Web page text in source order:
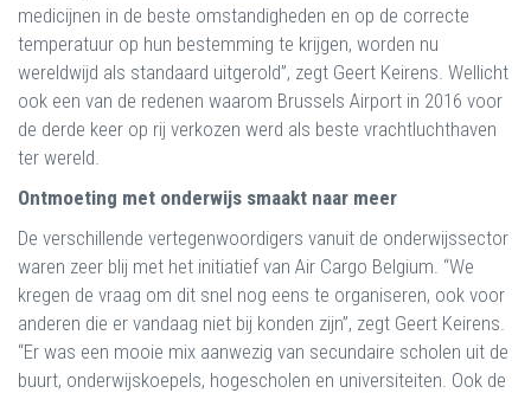
medicijnen in de beste omstandigheden en op de correcte
temperatuur op hun bestemming te krijgen, worden nu
wereldwijd als standaard uitgerold”, zegt Geert Keirens. Wellicht
ook een van de redenen waarom Brussels Airport in 2016 voor
de derde keer op rij verkozen werd als beste vrachtluchthaven
ter wereld.
Ontmoeting met onderwijs smaakt naar meer
De verschillende vertegenwoordigers vanuit de onderwijssector
waren zeer blij met het initiatief van Air Cargo Belgium. “We
kregen de vraag om dit snel nog eens te organiseren, ook voor
anderen die er vandaag niet bij konden zijn”, zegt Geert Keirens.
“Er was een mooie mix aanwezig van secundaire scholen uit de
buurt, onderwijskoepels, hogescholen en universiteiten. Ook de